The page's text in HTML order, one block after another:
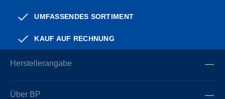
UMFASSENDES SORTIMENT
KAUF AUF RECHNUNG
Herstellerangabe
Über BP